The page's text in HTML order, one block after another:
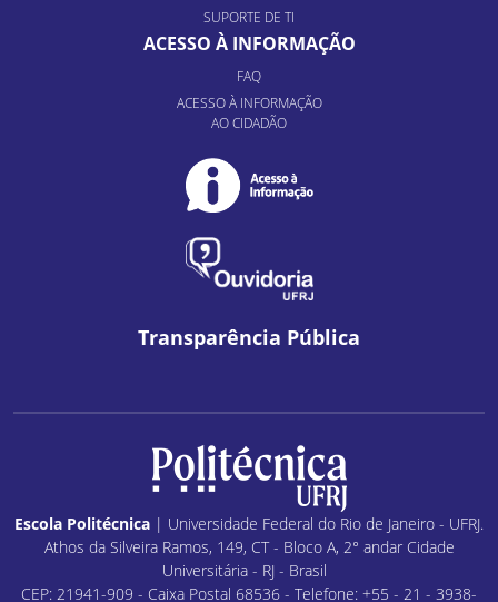
SUPORTE DE TI
ACESSO À INFORMAÇÃO
FAQ
ACESSO À INFORMAÇÃO
AO CIDADÃO
Transparência Pública
Escola Politécnica | Universidade Federal do Rio de Janeiro - UFRJ.
Athos da Silveira Ramos, 149, CT - Bloco A, 2° andar Cidade
Universitária - RJ - Brasil
CEP: 21941-909 - Caixa Postal 68536 - Telefone: +55 - 21 - 3938-